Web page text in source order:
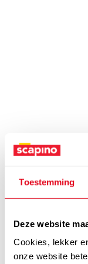
Toestemming
Deze website
Cookies, lekker
onze website